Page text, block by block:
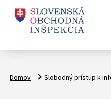
Domov Slobodný prístup k